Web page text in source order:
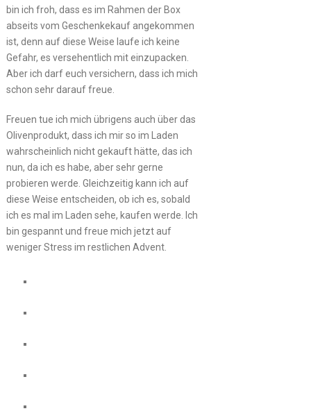
bin ich froh, dass es im Rahmen der Box
abseits vom Geschenkekauf angekommen
ist, denn auf diese Weise laufe ich keine
Gefahr, es versehentlich mit einzupacken.
Aber ich darf euch versichern, dass ich mich
schon sehr darauf freue.
Freuen tue ich mich übrigens auch über das
Olivenprodukt, dass ich mir so im Laden
wahrscheinlich nicht gekauft hätte, das ich
nun, da ich es habe, aber sehr gerne
probieren werde. Gleichzeitig kann ich auf
diese Weise entscheiden, ob ich es, sobald
ich es mal im Laden sehe, kaufen werde. Ich
bin gespannt und freue mich jetzt auf
weniger Stress im restlichen Advent.